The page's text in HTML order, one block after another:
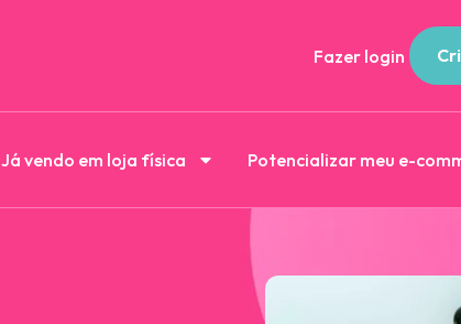
Fazer login
Já vendo em loja física Potencializar meu e-